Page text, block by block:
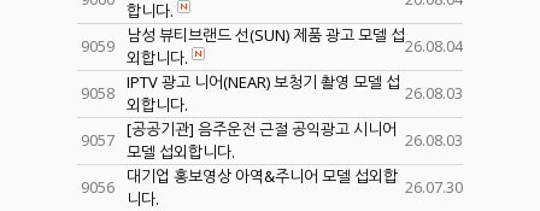
합니다.
9059
남성 뷰티브랜드 선(SUN) 제품 광고 모델 섭
외합니다.
26.08.04
9058 IPTV 광고 니어(NEAR) 보청기 촬영 모델 섭
외합니다.
26.08.03
9057 [공공기관] 음주운전 근절 공익광고 시니어
모델 섭외합니다.
26.08.03
9056
대기업 홍보영상 아역&주니어 모델 섭외합
니다.
26.07.30